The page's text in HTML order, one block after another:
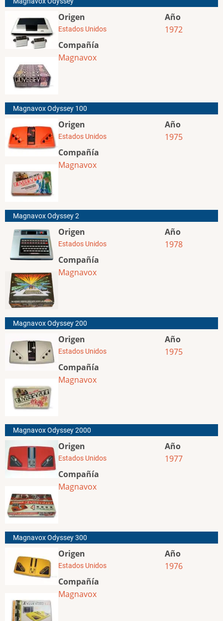
Origen
Estados Unidos
Compañía
Magnavox
Año
1972
Magnavox Odyssey 100
Origen
Estados Unidos
Compañía
Magnavox
Año
1975
Magnavox Odyssey 2
Origen
Estados Unidos
Compañía
Magnavox
Año
1978
Magnavox Odyssey 200
Origen
Estados Unidos
Compañía
Magnavox
Año
1975
Magnavox Odyssey 2000
Origen
Estados Unidos
Compañía
Magnavox
Año
1977
Magnavox Odyssey 300
Origen
Estados Unidos
Compañía
Magnavox
Año
1976